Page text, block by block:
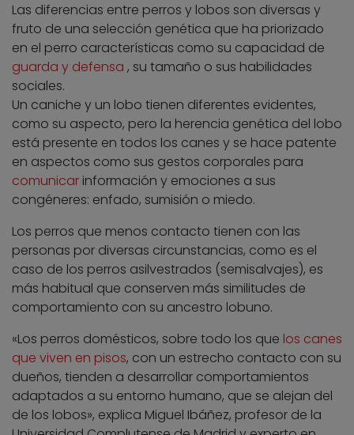
Las diferencias entre perros y lobos son diversas y
fruto de una selección genética que ha priorizado
en el perro características como su capacidad de
guarda y defensa , su tamaño o sus habilidades
sociales.
Un caniche y un lobo tienen diferentes evidentes,
como su aspecto, pero la herencia genética del lobo
está presente en todos los canes y se hace patente
en aspectos como sus gestos corporales para
comunicar información y emociones a sus
congéneres: enfado, sumisión o miedo.
Los perros que menos contacto tienen con las
personas por diversas circunstancias, como es el
caso de los perros asilvestrados (semisalvajes), es
más habitual que conserven más similitudes de
comportamiento con su ancestro lobuno.
«Los perros domésticos, sobre todo los que los canes
que viven en pisos, con un estrecho contacto con su
dueños, tienden a desarrollar comportamientos
adaptados a su entorno humano, que se alejan del
de los lobos», explica Miguel Ibáñez, profesor de la